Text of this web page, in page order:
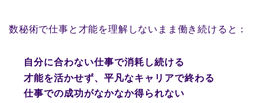
数秘術で仕事と才能を理解しないまま働き続けると：
自分に合わない仕事で消耗し続ける
才能を活かせず、平凡なキャリアで終わる
仕事での成功がなかなか得られない